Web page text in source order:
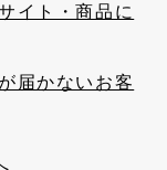
イト・商品に
届かないお客